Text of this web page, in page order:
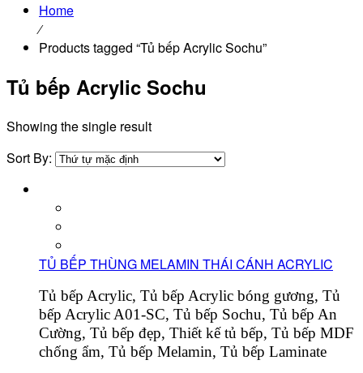
Home
⁄
Products tagged “Tủ bếp Acrylic Sochu”
Tủ bếp Acrylic Sochu
Showing the single result
Sort By:
TỦ BẾP THÙNG MELAMIN THÁI CÁNH ACRYLIC
Tủ bếp Acrylic, Tủ bếp Acrylic bóng gương, Tủ
bếp Acrylic A01-SC, Tủ bếp Sochu, Tủ bếp An
Cường, Tủ bếp đẹp, Thiết kế tủ bếp, Tủ bếp MDF
chống ẩm, Tủ bếp Melamin, Tủ bếp Laminate